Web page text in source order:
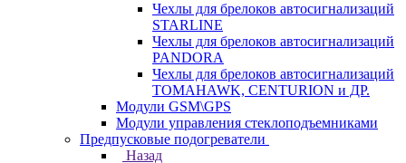
Чехлы для брелоков автосигнализаций
STARLINE
Чехлы для брелоков автосигнализаций
PANDORA
Чехлы для брелоков автосигнализаций
TOMAHAWK, CENTURION и ДР.
Модули GSM\GPS
Модули управления стеклоподъемниками
Предпусковые подогреватели
Назад